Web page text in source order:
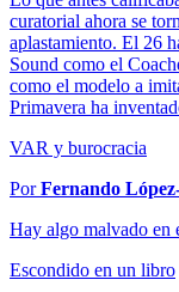
curatorial ahora se
aplastamiento. El 26
Sound como el
como el modelo a
Primavera ha
VAR y burocracia
PorFernando
Hay algo malvado en
Escondido en un libro